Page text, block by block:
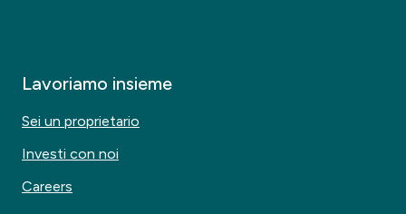
Lavoriamo insieme
Sei un proprietario
Investi con noi
Careers